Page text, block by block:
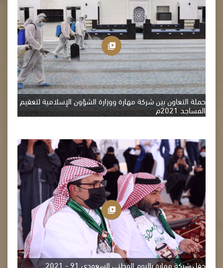
حملة التعاون بين شركة مهارة ووزارة الشؤون الإسلامية لتعقيم
المساجد 2021م
حفل شركة مهارة باليوم الوطني السعودي 91 - 2021